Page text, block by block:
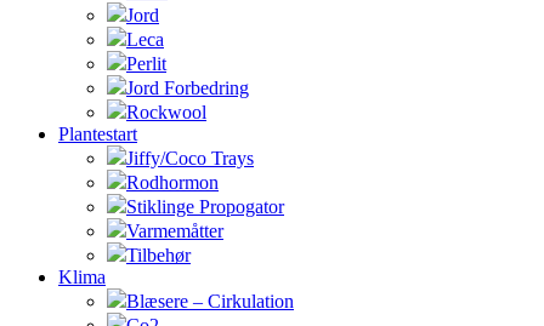
Jord
Leca
Perlit
Jord Forbedring
Rockwool
Plantestart
Jiffy/Coco Trays
Rodhormon
Stiklinge Propogator
Varmemåtter
Tilbehør
Klima
Blæsere – Cirkulation